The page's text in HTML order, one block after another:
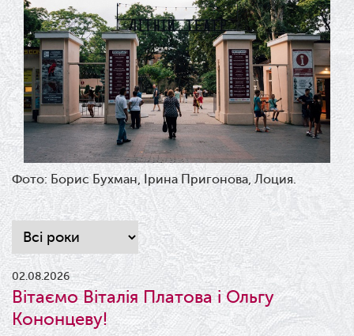
Фото: Борис Бухман, Ірина Пригонова, Лоция.
02.08.2026
Вітаємо Віталія Платова і Ольгу
Кононцеву!